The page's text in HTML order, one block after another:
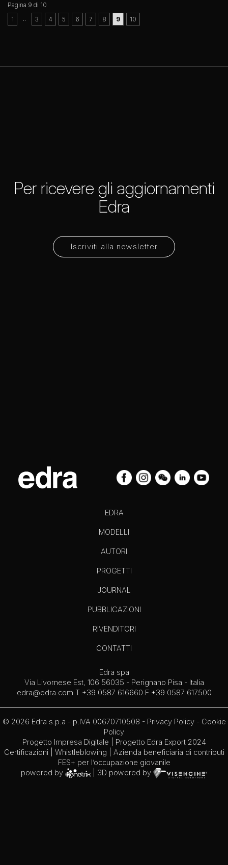
Pagina 9 di 10
1
3 4 5 6 7 8 9 10
Iscriviti alla newsletter
Per ricevere gli aggiornamenti
Edra
EDRA
MODELLI
AUTORI
PROGETTI
JOURNAL
PUBBLICAZIONI
RIVENDITORI
CONTATTI
Edra spa
Via Livornese Est, 106 56035 - Perignano Pisa - Italia
edra@edra.com T +39 0587 616660 F +39 0587 617500
© 2026 Edra s.p.a - p.IVA 00670710508 - Privacy Policy- Cookie
Policy
Progetto Impresa Digitale
Progetto Edra Export 2024
Certificazioni
Whistleblowing | Azienda beneficiaria di contributi
FES+ per l’occupazione giovanile
powered by
| 3D powered by